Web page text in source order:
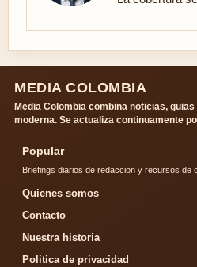
MEDIA COLOMBIA
Media Colombia combina noticias,
moderna. Se actualiza continuamente
Popular
Briefings diarios de redaccion y recursos de
Quienes somos
Contacto
Nuestra historia
Politica de privacidad